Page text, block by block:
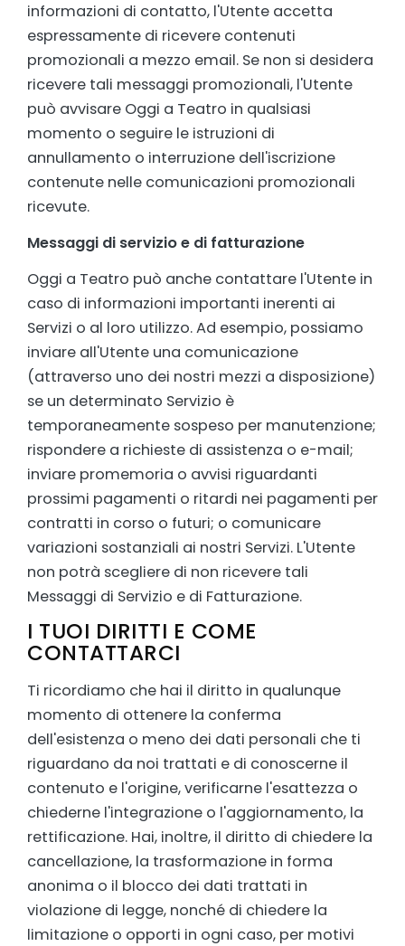
informazioni di contatto, l'Utente accetta
espressamente di ricevere contenuti
promozionali a mezzo email. Se non si desidera
ricevere tali messaggi promozionali, l'Utente
può avvisare Oggi a Teatro in qualsiasi
momento o seguire le istruzioni di
annullamento o interruzione dell'iscrizione
contenute nelle comunicazioni promozionali
ricevute.
Messaggi di servizio e di fatturazione
Oggi a Teatro può anche contattare l'Utente in
caso di informazioni importanti inerenti ai
Servizi o al loro utilizzo. Ad esempio, possiamo
inviare all'Utente una comunicazione
(attraverso uno dei nostri mezzi a disposizione)
se un determinato Servizio è
temporaneamente sospeso per manutenzione;
rispondere a richieste di assistenza o e-mail;
inviare promemoria o avvisi riguardanti
prossimi pagamenti o ritardi nei pagamenti per
contratti in corso o futuri; o comunicare
variazioni sostanziali ai nostri Servizi. L'Utente
non potrà scegliere di non ricevere tali
Messaggi di Servizio e di Fatturazione.
I TUOI DIRITTI E COME
CONTATTARCI
Ti ricordiamo che hai il diritto in qualunque
momento di ottenere la conferma
dell'esistenza o meno dei dati personali che ti
riguardano da noi trattati e di conoscerne il
contenuto e l'origine, verificarne l'esattezza o
chiederne l'integrazione o l'aggiornamento, la
rettificazione. Hai, inoltre, il diritto di chiedere la
cancellazione, la trasformazione in forma
anonima o il blocco dei dati trattati in
violazione di legge, nonché di chiedere la
limitazione o opporti in ogni caso, per motivi